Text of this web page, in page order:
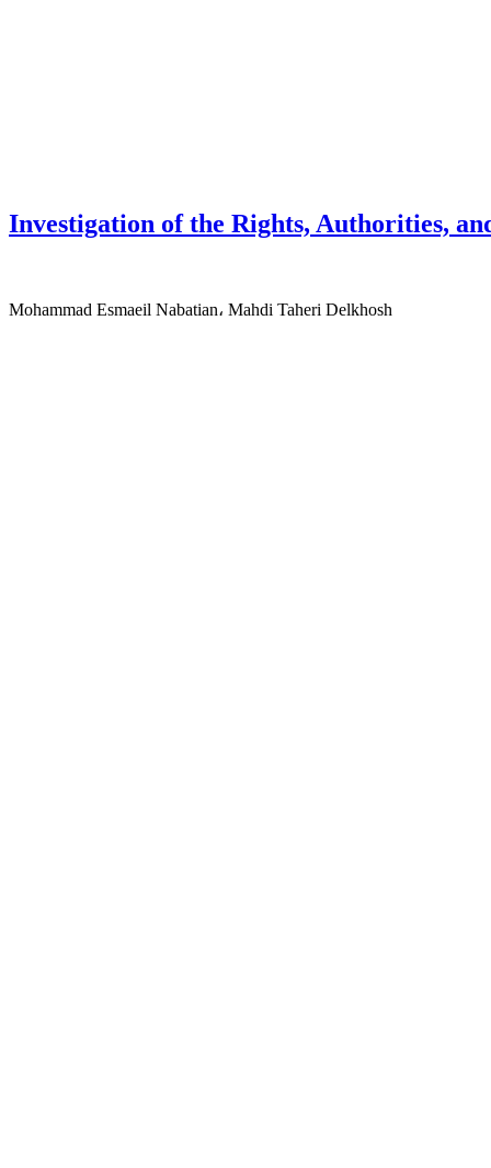
Investigation of the Rights, Authorities,
Mohammad Esmaeil Nabatian، Mahdi Taheri Delkhosh